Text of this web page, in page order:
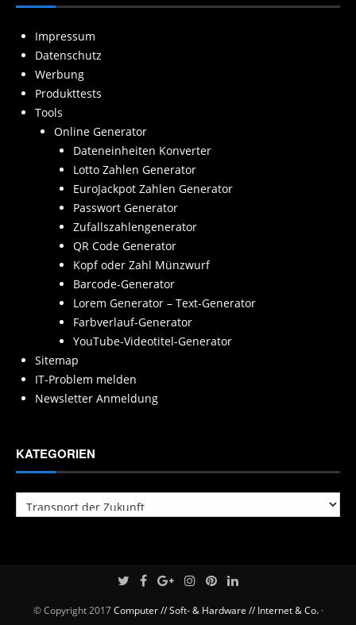
Impressum
Datenschutz
Werbung
Produkttests
Tools
Online Generator
Dateneinheiten Konverter
Lotto Zahlen Generator
EuroJackpot Zahlen Generator
Passwort Generator
Zufallszahlengenerator
QR Code Generator
Kopf oder Zahl Münzwurf
Barcode-Generator
Lorem Generator – Text-Generator
Farbverlauf-Generator
YouTube-Videotitel-Generator
Sitemap
IT-Problem melden
Newsletter Anmeldung
KATEGORIEN
Kategorien
© Copyright 2017Computer // Soft- & Hardware // Internet & Co.·